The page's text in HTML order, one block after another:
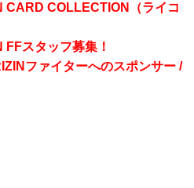
COLLECTION（ライコ
スタッフ募集！
ファイターへのスポンサー /